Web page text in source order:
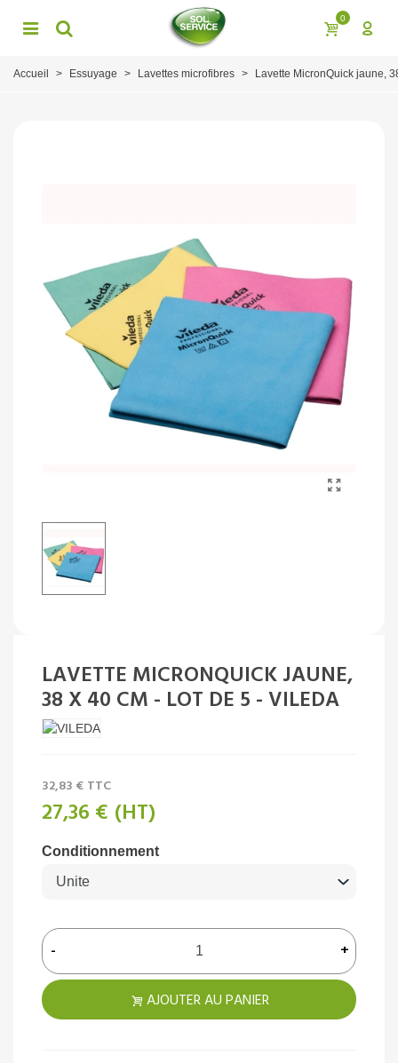
0
Accueil > Essuyage > Lavettes microfibres > Lavette MicronQuick jaune,
LAVETTE MICRONQUICK JAUNE,
38 X 40 CM - LOT DE 5 - VILEDA
32,83 € TTC
27,36 € (HT)
Conditionnement
- +
AJOUTER AU PANIER